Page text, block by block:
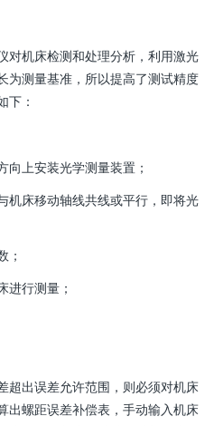
机床检测和处理分析，利用激光
为测量基准，所以提高了测试精度
下：
上安装光学测量装置；
床移动轴线共线或平行，即将光
行测量；
出误差允许范围，则必须对机床
出螺距误差补偿表，手动输入机床